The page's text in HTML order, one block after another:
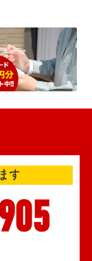
す